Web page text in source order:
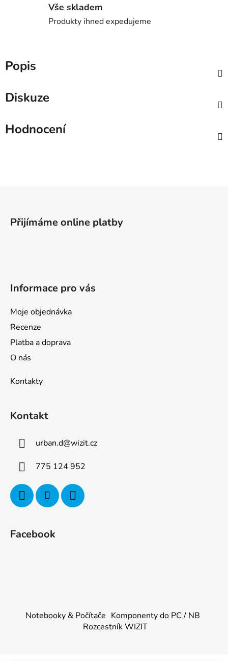
Vše skladem
Produkty ihned expedujeme
Popis
Diskuze
Hodnocení
Přijímáme online platby
Informace pro vás
Moje objednávka
Recenze
Platba a doprava
O nás
Kontakty
Kontakt
urban.d@wizit.cz
775 124 952
Facebook
Notebooky & Počítače Komponenty do PC / NB
Rozcestník WIZIT